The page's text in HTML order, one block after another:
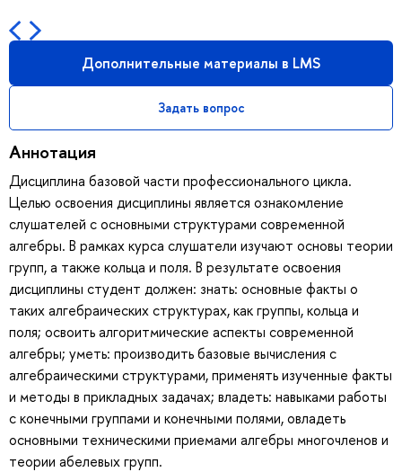
Дополнительные материалы в LMS
Задать вопрос
Аннотация
Дисциплина базовой части профессионального цикла.
Целью освоения дисциплины является ознакомление
слушателей с основными структурами современной
алгебры. В рамках курса слушатели изучают основы теории
групп, а также кольца и поля. В результате освоения
дисциплины студент должен: знать: основные факты о
таких алгебраических структурах, как группы, кольца и
поля; освоить алгоритмические аспекты современной
алгебры; уметь: производить базовые вычисления с
алгебраическими структурами, применять изученные факты
и методы в прикладных задачах; владеть: навыками работы
с конечными группами и конечными полями, овладеть
основными техническими приемами алгебры многочленов и
теории абелевых групп.